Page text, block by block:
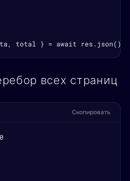
total } = await res.json()
всех страниц
Скопировать